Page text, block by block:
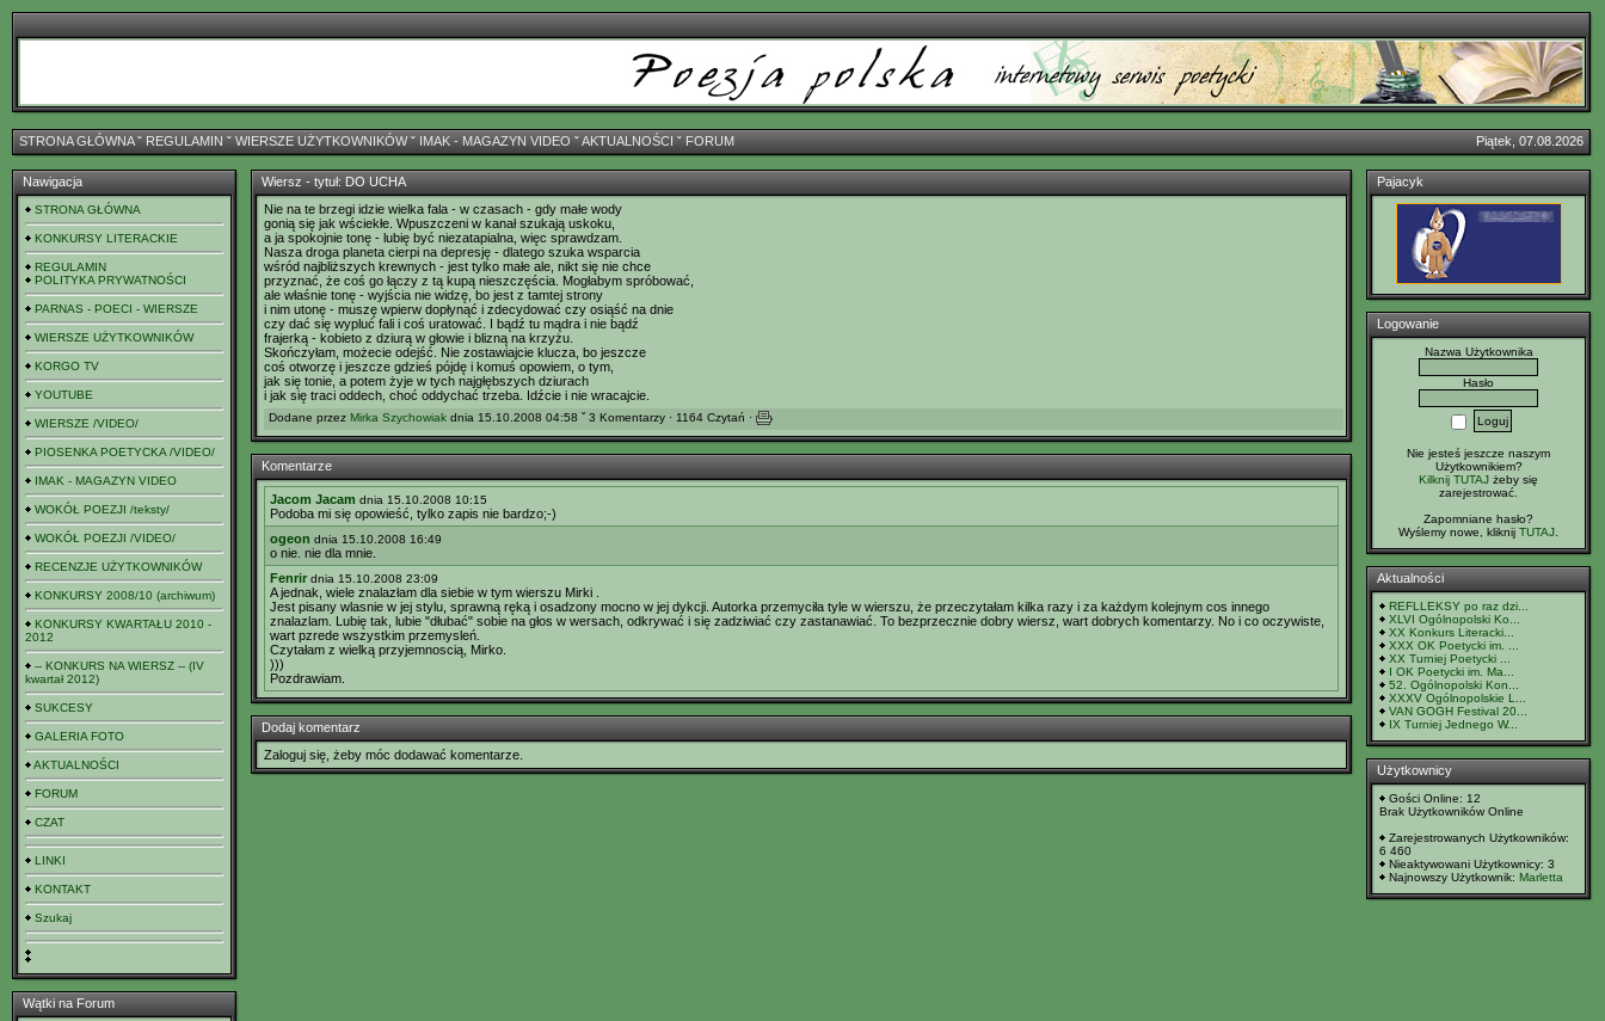
STRONA GŁÓWNAˇ REGULAMIN ˇ WIERSZE UŻYTKOWNIKÓWˇ IMAK - MAGAZYN VIDEO ˇAKTUALNOŚCI ˇ FORUM Piątek, 07.08.2026
Nawigacja
STRONA GŁÓWNA
KONKURSY LITERACKIE
REGULAMIN
POLITYKA PRYWATNOŚCI
PARNAS - POECI - WIERSZE
WIERSZE UŻYTKOWNIKÓW
KORGO TV
YOUTUBE
WIERSZE /VIDEO/
PIOSENKA POETYCKA /VIDEO/
IMAK - MAGAZYN VIDEO
WOKÓŁ POEZJI /teksty/
WOKÓŁ POEZJI /VIDEO/
RECENZJE UŻYTKOWNIKÓW
KONKURSY 2008/10 (archiwum)
KONKURSY KWARTAŁU 2010 -
2012
-- KONKURS NA WIERSZ -- (IV
kwartał 2012)
SUKCESY
GALERIA FOTO
AKTUALNOŚCI
FORUM
CZAT
LINKI
KONTAKT
Szukaj
Wątki na Forum
Wiersz - tytuł: DO UCHA
Nie na te brzegi idzie wielka fala - w czasach - gdy małe wody
gonią się jak wściekłe. Wpuszczeni w kanał szukają uskoku,
a ja spokojnie tonę - lubię być niezatapialna, więc sprawdzam.
Nasza droga planeta cierpi na depresję - dlatego szuka wsparcia
wśród najbliższych krewnych - jest tylko małe ale, nikt się nie chce
przyznać, że coś go łączy z tą kupą nieszczęścia. Mogłabym spróbować,
ale właśnie tonę - wyjścia nie widzę, bo jest z tamtej strony
i nim utonę - muszę wpierw dopłynąć i zdecydować czy osiąść na dnie
czy dać się wypluć fali i coś uratować. I bądź tu mądra i nie bądź
frajerką - kobieto z dziurą w głowie i blizną na krzyżu.
Skończyłam, możecie odejść. Nie zostawiajcie klucza, bo jeszcze
coś otworzę i jeszcze gdzieś pójdę i komuś opowiem, o tym,
jak się tonie, a potem żyje w tych najgłębszych dziurach
i jak się traci oddech, choć oddychać trzeba. Idźcie i nie wracajcie.
Dodane przez Mirka Szychowiak dnia 15.10.2008 04:58 ˇ 3 Komentarzy · 1164 Czytań ·
Komentarze
Jacom Jacam dnia 15.10.2008 10:15
Podoba mi się opowieść, tylko zapis nie bardzo;-)
ogeon dnia 15.10.2008 16:49
o nie. nie dla mnie.
Fenrir dnia 15.10.2008 23:09
A jednak, wiele znalazłam dla siebie w tym wierszu Mirki .
Jest pisany wlasnie w jej stylu, sprawną ręką i osadzony mocno w jej dykcji. Autorka przemyciła tyle w wierszu, że przeczytałam kilka razy i za każdym kolejnym cos innego
znalazlam. Lubię tak, lubie "dłubać" sobie na głos w wersach, odkrywać i się zadziwiać czy zastanawiać. To bezprzecznie dobry wiersz, wart dobrych komentarzy. No i co oczywiste,
wart pzrede wszystkim przemysleń.
Czytałam z wielką przyjemnoscią, Mirko.
)))
Pozdrawiam.
Dodaj komentarz
Zaloguj się, żeby móc dodawać komentarze.
Pajacyk
Logowanie
Nazwa Użytkownika
Hasło
Nie jesteś jeszcze naszym
Użytkownikiem?
Kilknij TUTAJ żeby się
zarejestrować.
Zapomniane hasło?
Wyślemy nowe, kliknij TUTAJ
Aktualności
REFLLEKSY po raz dzi...
XLVI Ogólnopolski Ko...
XX Konkurs Literacki...
XXX OK Poetycki im. ...
XX Turniej Poetycki ...
I OK Poetycki im. Ma...
52. Ogólnopolski Kon...
XXXV Ogólnopolskie L...
VAN GOGH Festival 20...
IX Turniej Jednego W...
Użytkownicy
Gości Online: 12
Brak Użytkowników Online
Zarejestrowanych Użytkowników:
6 460
Nieaktywowani Użytkownicy: 3
Najnowszy Użytkownik: Marletta